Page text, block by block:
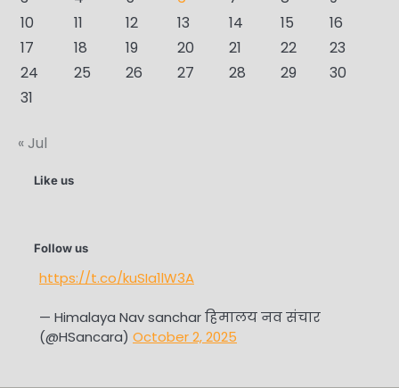
10
11 12 13 14 15
16
17
18 19 20 21 22
23
24
25 26 27 28 29
30
31
« Jul
Like us
Follow us
https://t.co/kuSIa1lW3A
— Himalaya Nav sanchar हिमालय नव संचार
(@HSancara) October 2, 2025